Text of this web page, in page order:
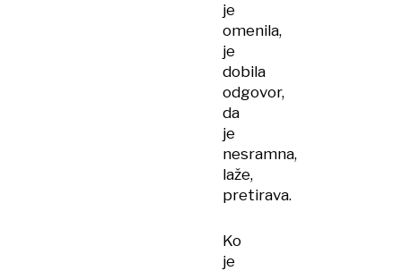
je
omenila,
je
dobila
odgovor,
da
je
nesramna,
laže,
pretirava.
Ko
je